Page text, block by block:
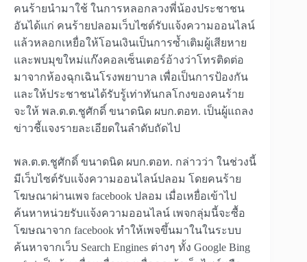
คนร้ายนำมาใช้ ในการหลอกลวงพี่น้องประชาชน
อันได้แก่ คนร้ายปลอมเว็บไซต์รับแจ้งความออนไลน์
แล้วหลอกเหยื่อให้โอนเงินเป็นการซ้ำเติมผู้เสียหาย
และพบมุขใหม่แก๊งคอลเซ็นเตอร์อ้างว่าโทรติดต่อ
มาจากห้องฉุกเฉินโรงพยาบาล เพื่อเป็นการป้องกัน
และให้ประชาชนได้รับรู้เท่าทันกลโกงของคนร้าย
จะให้ พล.ต.ต.ชูศักดิ์ ขนาดนิด ผบก.ตอท. เป็นผู้แถลง
ข่าวชี้แจงรายละเอียดในลำดับถัดไป
พล.ต.ต.ชูศักดิ์ ขนาดนิด ผบก.ตอท. กล่าวว่า ในช่วงนี้
มีเว็บไซต์รับแจ้งความออนไลน์ปลอม โดยคนร้าย
โฆษณาผ่านเพจ facebook ปลอม เมื่อเหยื่อเข้าไป
ค้นหาหน่วยรับแจ้งความออนไลน์ เพจกลุ่มนี้จะซื้อ
โฆษณาจาก facebook ทำให้เพจขึ้นมาในในระบบ
ค้นหาจากเว็บ Search Engines ต่างๆ ทั้ง Google Bing